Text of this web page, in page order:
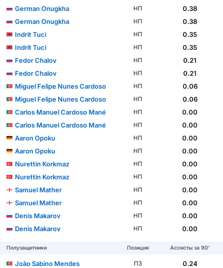
German Onugkha
НП
0.38
German Onugkha
НП
0.38
Indrit Tuci
НП
0.35
Indrit Tuci
НП
0.35
Fedor Chalov
НП
0.21
Fedor Chalov
НП
0.21
Miguel Felipe Nunes Cardoso
НП
0.06
Miguel Felipe Nunes Cardoso
НП
0.06
Carlos Manuel Cardoso Mané
НП
0.00
Carlos Manuel Cardoso Mané
НП
0.00
Aaron Opoku
НП
0.00
Aaron Opoku
НП
0.00
Nurettin Korkmaz
НП
0.00
Nurettin Korkmaz
НП
0.00
Samuel Mather
НП
0.00
Samuel Mather
НП
0.00
Denis Makarov
НП
0.00
Denis Makarov
НП 0.00
Полузащитники Позиция Ассисты за 90'
João Sabino Mendes ПЗ
0.24